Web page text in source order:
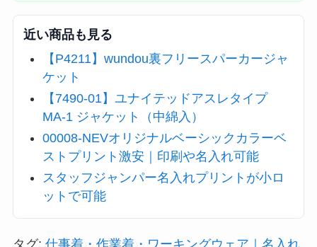
近い商品も見る
【P4211】wundou裏フリースパーカージャ
ケット
【7490-01】ユナイテッドアスレタイプ
MA-1 ジャケット（中綿入）
00008-NEVオリジナルベーシックカラーベ
ストプリント激安｜印刷や名入れ可能
スタッフジャンパー名入れプリントが小ロ
ットで可能
タグ: 仕事着・作業着・ワーキングウェア｜名入れ